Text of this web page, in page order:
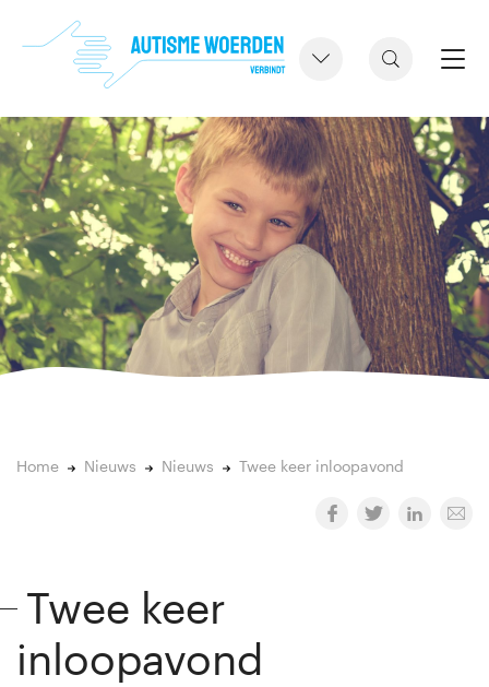
Home Nieuws Nieuws Twee keer inloopavond
Twee keer
inloopavond